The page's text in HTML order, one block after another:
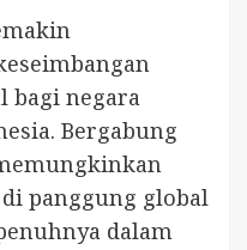
bagi negara
Bergabung
panggung global
dalam